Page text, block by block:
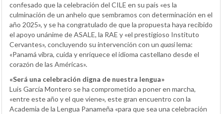
confesado que la celebración del CILE en su país «es la
culminación de un anhelo que sembramos con determinación en el
año 2025», y se ha congratulado de que la propuesta haya recibido
el apoyo unánime de ASALE, la RAE y «el prestigioso Instituto
Cervantes», concluyendo su intervención con un quasilema:
«Panamá vibra, cuida y enriquece el idioma castellano desde el
corazón de las Américas».
«Será una celebración digna de nuestra lengua»
Luis García Montero se ha comprometido a poner en marcha,
«entre este año y el que viene», este gran encuentro con la
Academia de la Lengua Panameña «para que sea una celebración